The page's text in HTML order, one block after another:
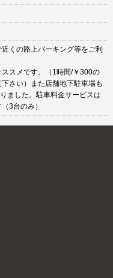
くの路上パーキング等をご利
スメです。（1時間/￥300の
さい）また店舗地下駐車場も
ました。駐車料金サービスは
3台のみ）